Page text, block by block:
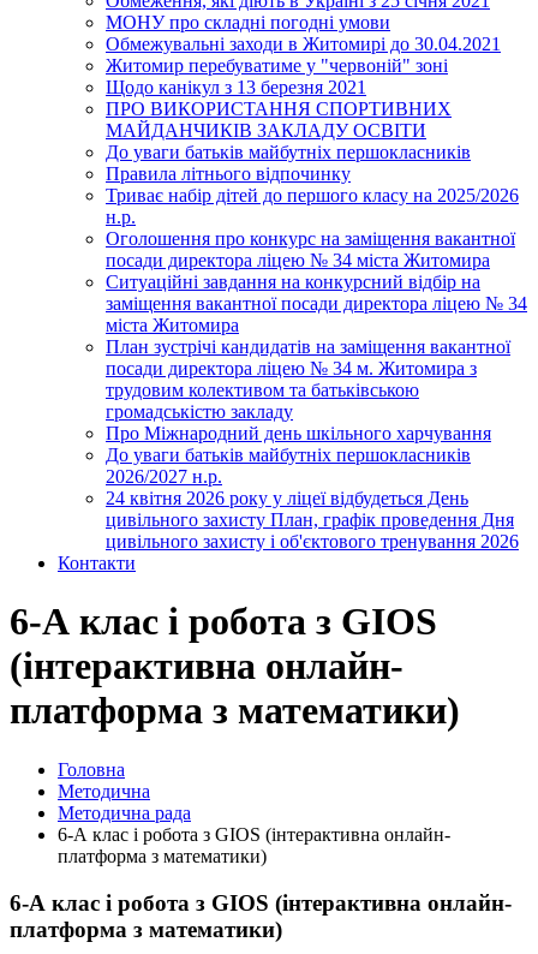
МОНУ про складні погодні умови
Обмежувальні заходи в Житомирі до 30.04.2021
Житомир перебуватиме у "червоній" зоні
Щодо канікул з 13 березня 2021
ПРО ВИКОРИСТАННЯ СПОРТИВНИХ
МАЙДАНЧИКІВ ЗАКЛАДУ ОСВІТИ
До уваги батьків майбутніх першокласників
Правила літнього відпочинку
Триває набір дітей до першого класу на 2025/2026
н.р.
Оголошення про конкурс на заміщення вакантної
посади директора ліцею № 34 міста Житомира
Ситуаційні завдання на конкурсний відбір на
заміщення вакантної посади директора ліцею № 34
міста Житомира
План зустрічі кандидатів на заміщення вакантної
посади директора ліцею № 34 м. Житомира з
трудовим колективом та батьківською
громадськістю закладу
Про Міжнародний день шкільного харчування
До уваги батьків майбутніх першокласників
2026/2027 н.р.
24 квітня 2026 року у ліцеї відбудеться День
цивільного захисту План, графік проведення Дня
цивільного захисту і об'єктового тренування 2026
Контакти
6-А клас і робота з GIOS
(інтерактивна онлайн-
платформа з математики)
Головна
Методична
Методична рада
6-А клас і робота з GIOS (інтерактивна онлайн-
платформа з математики)
6-А клас і робота з GIOS (інтерактивна онлайн-
платформа з математики)